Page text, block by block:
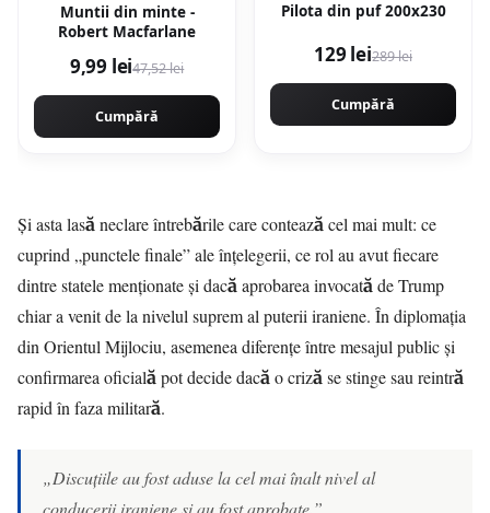
Muntii din minte -
Robert Macfarlane
9,99 lei47,52 lei
Cumpără
Pilota din puf 200x230
129 lei289 lei
Cumpără
Și asta lasă neclare întrebările care contează cel mai mult: ce
cuprind „punctele finale” ale înțelegerii, ce rol au avut fiecare
dintre statele menționate și dacă aprobarea invocată de Trump
chiar a venit de la nivelul suprem al puterii iraniene. În diplomația
din Orientul Mijlociu, asemenea diferențe între mesajul public și
confirmarea oficială pot decide dacă o criză se stinge sau reintră
rapid în faza militară.
„Discuțiile au fost aduse la cel mai înalt nivel al
conducerii iraniene și au fost aprobate.”